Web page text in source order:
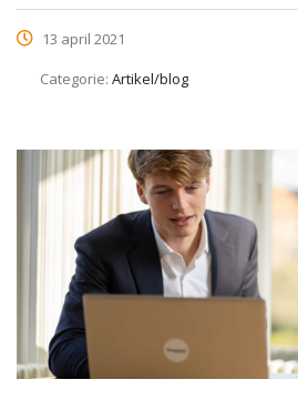
13 april 2021
Categorie: Artikel/blog